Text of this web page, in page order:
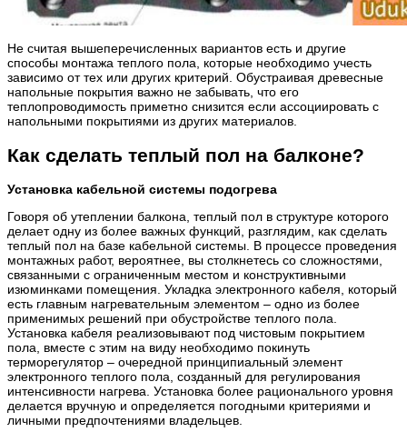
Не считая вышеперечисленных вариантов есть и другие
способы монтажа теплого пола, которые необходимо учесть
зависимо от тех или других критерий. Обустраивая древесные
напольные покрытия важно не забывать, что его
теплопроводимость приметно снизится если ассоциировать с
напольными покрытиями из других материалов.
Как сделать теплый пол на балконе?
Установка кабельной системы подогрева
Говоря об утеплении балкона, теплый пол в структуре которого
делает одну из более важных функций, разглядим, как сделать
теплый пол на базе кабельной системы. В процессе проведения
монтажных работ, вероятнее, вы столкнетесь со сложностями,
связанными с ограниченным местом и конструктивными
изюминками помещения. Укладка электронного кабеля, который
есть главным нагревательным элементом – одно из более
применимых решений при обустройстве теплого пола.
Установка кабеля реализовывают под чистовым покрытием
пола, вместе с этим на виду необходимо покинуть
терморегулятор – очередной принципиальный элемент
электронного теплого пола, созданный для регулирования
интенсивности нагрева. Установка более рационального уровня
делается вручную и определяется погодными критериями и
личными предпочтениями владельцев.